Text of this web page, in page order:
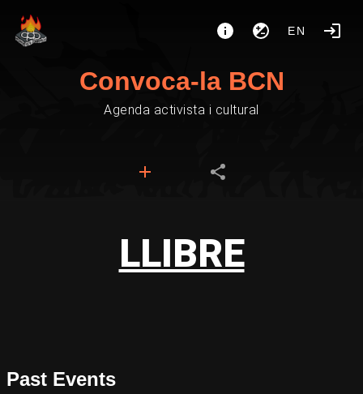
EN
Convoca-la BCN
Agenda activista i cultural
LLIBRE
Past Events